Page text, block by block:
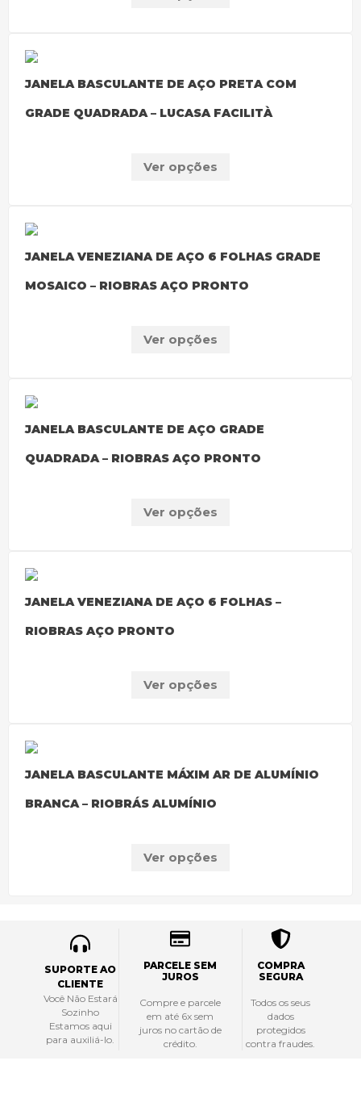
JANELA BASCULANTE DE AÇO PRETA COM
GRADE QUADRADA – LUCASA FACILITÀ
Ver opções
JANELA VENEZIANA DE AÇO 6 FOLHAS GRADE
MOSAICO – RIOBRAS AÇO PRONTO
Ver opções
JANELA BASCULANTE DE AÇO GRADE
QUADRADA – RIOBRAS AÇO PRONTO
Ver opções
JANELA VENEZIANA DE AÇO 6 FOLHAS –
RIOBRAS AÇO PRONTO
Ver opções
JANELA BASCULANTE MÁXIM AR DE ALUMÍNIO
BRANCA – RIOBRÁS ALUMÍNIO
Ver opções
SUPORTE AO
CLIENTE
Você Não Estará
Sozinho
Estamos aqui
para auxiliá-lo.
PARCELE SEM
JUROS
Compre e parcele
em até 6x sem
juros no cartão de
crédito.
COMPRA
SEGURA
Todos os seus
dados
protegidos
contra fraudes.